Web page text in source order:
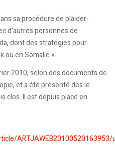
sa procédure de plaider-
d'autres personnes de
dont des stratégies pour
ou en Somalie ».
2010, selon des documents de
et a été présenté dès le
clos. Il est depuis placé en
ARTJAWEB20100520163953/